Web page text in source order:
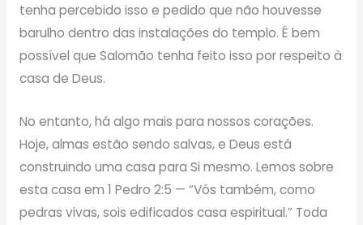
tenha percebido isso e pedido que não houvesse
barulho dentro das instalações do templo. É bem
possível que Salomão tenha feito isso por respeito à
casa de Deus.
No entanto, há algo mais para nossos corações.
Hoje, almas estão sendo salvas, e Deus está
construindo uma casa para Si mesmo. Lemos sobre
esta casa em 1 Pedro 2:5 — “Vós também, como
pedras vivas, sois edificados casa espiritual.” Toda